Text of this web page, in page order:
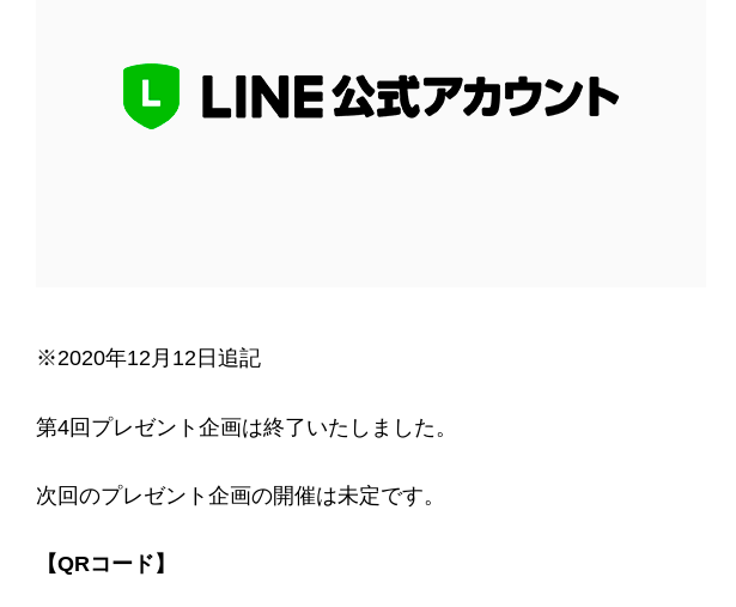
※2020年12月12日追記
第4回プレゼント企画は終了いたしました。
次回のプレゼント企画の開催は未定です。
【QRコード】